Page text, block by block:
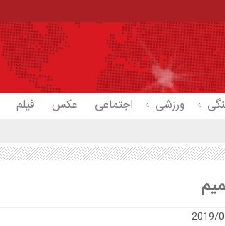
ورزشی اجتماعی عکس فیلم